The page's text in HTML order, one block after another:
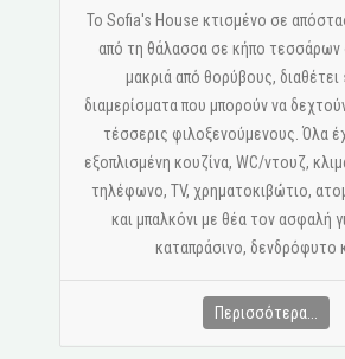
Το Sofia's House κτισμένο σε
από τη θάλασσα σε κήπο τεσσάρων
μακριά από θορύβους,
διαμερίσματα που μπορούν να
τέσσερις φιλοξενούμενους. Όλα
εξοπλισμένη κουζίνα, WC/ντουζ,
τηλέφωνο, ΤV, χρηματοκιβώτιο,
και μπαλκόνι με θέα τον ασφαλή
καταπράσινο, δενδρόφυτο
Περισσότερα...